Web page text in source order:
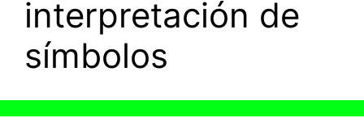
interpretación de
símbolos